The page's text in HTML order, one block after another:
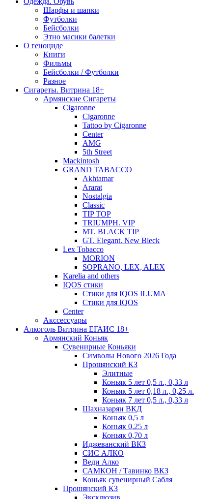
Шарфы и шапки
Футболки
Бейсболки
Этно масики балетки
О геноциде
Книги
Фильмы
Бейсболки / Футболки
Разное
Сигареты. Витрина 18+
Армянские Сигареты
Cigaronne
Cigaronne
Tattoo by Cigaronne
Center
AMG
5th Street
Mackintosh
GRAND TABACCO
Akhtamar
Ararat
Nostalgia
Classic
TIP TOP
TRIUMPH. VIP
MT. BLACK TIP
GT. Elegant. New Bleck
Lex Tobacco
MORION
SOPRANO, LEX, ALEX
Karelia and others
IQOS стики
Стики для IQOS ILUMA
Стики для IQOS
Сenter
Акссессуары
Алкоголь Витрина ЕГАИС 18+
Армянский Коньяк
Сувенирные Коньяки
Символы Нового 2026 Года
Прошянский КЗ
Элитные
Коньяк 5 лет 0,5 л., 0,33 л
Коньяк 5 лет 0,18 л., 0,25 л.
Коньяк 7 лет 0,5 л., 0,33 л
Шахназарян ВКД
Коньяк 0,5 л
Коньяк 0,25 л
Коньяк 0,70 л
Иджеванский ВКЗ
СИС АЛКО
Веди Алко
САМКОН / Тавинко ВКЗ
Коньяк сувенирный Сабля
Прошянский КЗ
Эксклюзив